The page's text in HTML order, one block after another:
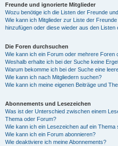
Freunde und ignorierte Mitglieder
Wozu benötige ich die Listen der Freunde
Wie kann ich Mitglieder zur Liste der
hinzufügen oder diese wieder aus den Listen
Die Foren durchsuchen
Wie kann ich ein Forum oder mehrere Foren
Weshalb erhalte ich bei der Suche keine
Warum bekomme ich bei der Suche eine
Wie kann ich nach Mitgliedern suchen?
Wie kann ich meine eigenen Beiträge und
Abonnements und Lesezeichen
Was ist der Unterschied zwischen einem
Thema oder Forum?
Wie kann ich ein Lesezeichen auf ein
Wie kann ich ein Forum abonnieren?
Wie deaktiviere ich meine Abonnements?